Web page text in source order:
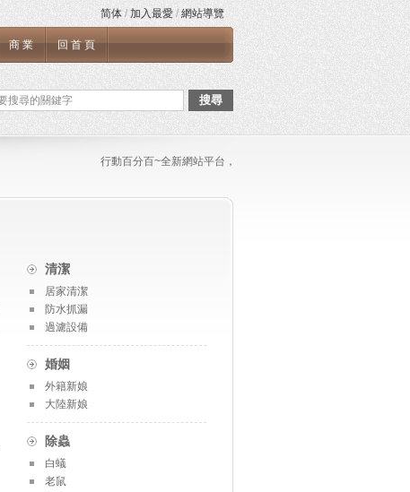
简体 / 加入最愛 /網站導覽
商業 回首頁
搜尋
行動百分百~全新網站平台，如果您需要張貼任何文章與連結，或
清潔
居家清潔
防水抓漏
過濾設備
婚姻
外籍新娘
大陸新娘
除蟲
白蟻
老鼠